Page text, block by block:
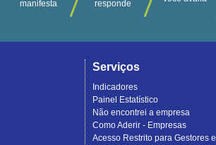
manifesta
responde
Serviços
Indicadores
Painel Estatístico
Não encontrei a empresa
Como Aderir - Empresas
Acesso Restrito para Gestores e